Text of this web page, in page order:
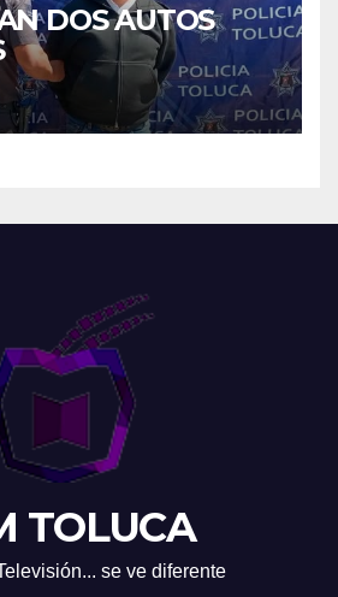
DOS AUTOS
TOLUCA
se ve diferente